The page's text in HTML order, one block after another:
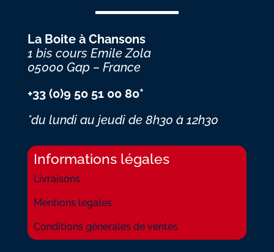
La Boite à Chansons
1 bis cours Emile Zola
05000 Gap – France
+33 (0)9 50 51 00 80*
*du lundi au jeudi de 8h30 à 12h30
Informations légales
Livraisons
Mentions légales
Conditions générales de ventes